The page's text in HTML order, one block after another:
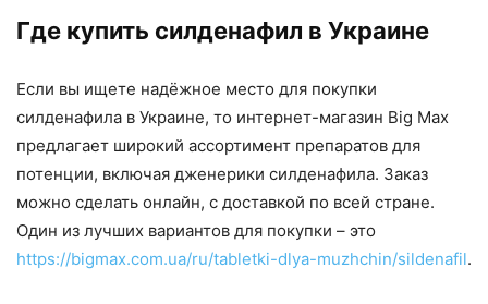
Где купить силденафил в Украине
Если вы ищете надёжное место для покупки
силденафила в Украине, то интернет-магазин Big Max
предлагает широкий ассортимент препаратов для
потенции, включая дженерики силденафила. Заказ
можно сделать онлайн, с доставкой по всей стране.
Один из лучших вариантов для покупки – это
https://bigmax.com.ua/ru/tabletki-dlya-muzhchin/sildenafil.